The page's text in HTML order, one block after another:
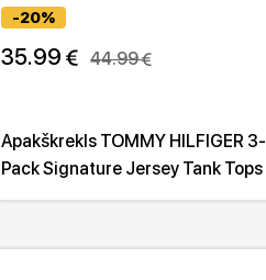
-20%
35.99 44.99
Apakškrekls TOMMY HILFIGER 3-
Pack Signature Jersey Tank Tops